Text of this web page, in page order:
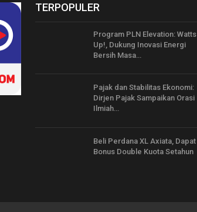
TERPOPULER
Program PLN Elevation: Watts
Up!, Dukung Inovasi Energi
Bersih Masa…
Pajak dan Stabilitas Ekonomi:
Dirjen Pajak Sampaikan Orasi
Ilmiah…
Beli Perdana XL Axiata, Dapat
Bonus Double Kuota Setahun